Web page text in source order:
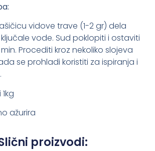
vidove trave (1-2 gr) dela
vode. Sud poklopiti i ostaviti
Procediti kroz nekoliko slojeva
se prohladi koristiti za ispiranja i
ažurira
proizvodi: